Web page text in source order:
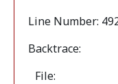
Line Number:
Backtrace:
File: